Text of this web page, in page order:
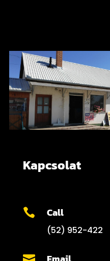
Kapcsolat
 Call
(52) 952-422